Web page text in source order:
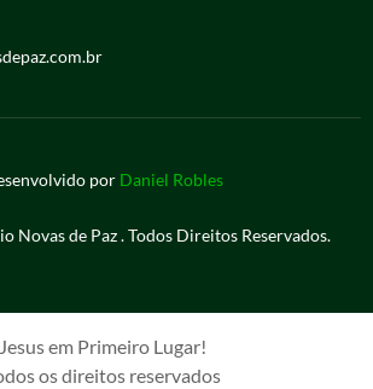
por Daniel Robles
Novas de Paz . Todos Direitos Reservados.
Jesus em Primeiro Lugar!
os direitos reservados